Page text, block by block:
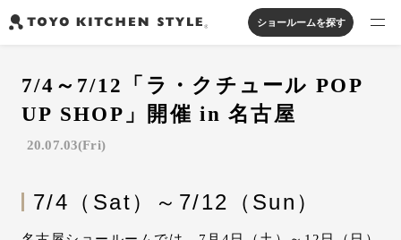
オープンキッチン
アイランドキッチン
システムキッチン
ジャーナルを読む
ショールームを探す
7/4～7/12「ラ・クチュール POP
UP SHOP」開催 in 名古屋
20.07.03(Fri)
7/4（Sat）～7/12（Sun）